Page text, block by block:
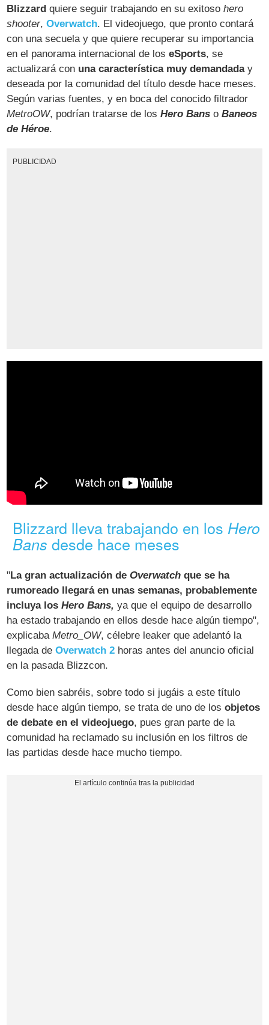
Blizzard quiere seguir trabajando en su exitosohero
shooter,Overwatch. El videojuego, que pronto contará
con una secuela y que quiere recuperar su importancia
en el panorama internacional de loseSports, se
actualizará con una característica muy demandaday
deseada por la comunidad del título desde hace meses.
Según varias fuentes, y en boca del conocido filtrador
MetroOW, podrían tratarse de losHero Bans oBaneos
de Héroe.
PUBLICIDAD
Blizzard lleva trabajando en los Hero
Bans desde hace meses
"La gran actualización deOverwatch que se ha
rumoreado llegará en unas semanas, probablemente
incluya losHero Bans, ya que el equipo de desarrollo
ha estado trabajando en ellos desde hace algún tiempo",
explicabaMetro_OW, célebre leaker que adelantó la
llegada deOverwatch 2 horas antes del anuncio oficial
en la pasada Blizzcon.
Como bien sabréis, sobre todo si jugáis a este título
desde hace algún tiempo, se trata de uno de losobjetos
de debate en el videojuego, pues gran parte de la
comunidad ha reclamado su inclusión en los filtros de
las partidas desde hace mucho tiempo.